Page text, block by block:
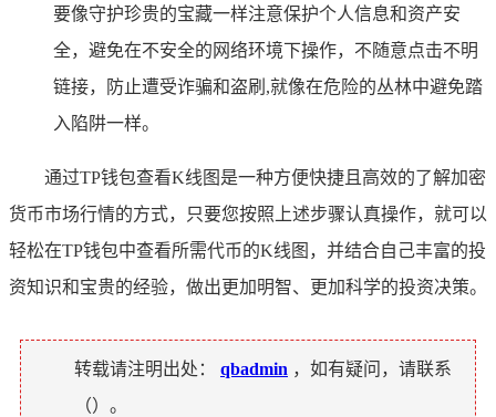
要像守护珍贵的宝藏一样注意保护个人信息和资产安
全，避免在不安全的网络环境下操作，不随意点击不明
链接，防止遭受诈骗和盗刷,就像在危险的丛林中避免踏
入陷阱一样。
通过TP钱包查看K线图是一种方便快捷且高效的了解加密
货币市场行情的方式，只要您按照上述步骤认真操作，就可以
轻松在TP钱包中查看所需代币的K线图，并结合自己丰富的投
资知识和宝贵的经验，做出更加明智、更加科学的投资决策。
转载请注明出处： qbadmin ，如有疑问，请联系
（）。